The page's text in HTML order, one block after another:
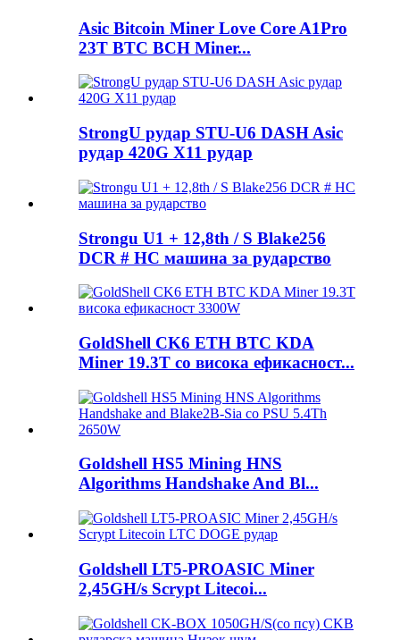
Asic Bitcoin Miner Love Core A1Pro
23T BTC BCH Miner...
StrongU рудар STU-U6 DASH Asic
рудар 420G X11 рудар
Strongu U1 + 12,8th / S Blake256
DCR # HC машина за рударство
GoldShell CK6 ETH BTC KDA
Miner 19.3T со висока ефикасност...
Goldshell HS5 Mining HNS
Algorithms Handshake And Bl...
Goldshell LT5-PROASIC Miner
2,45GH/s Scrypt Litecoi...